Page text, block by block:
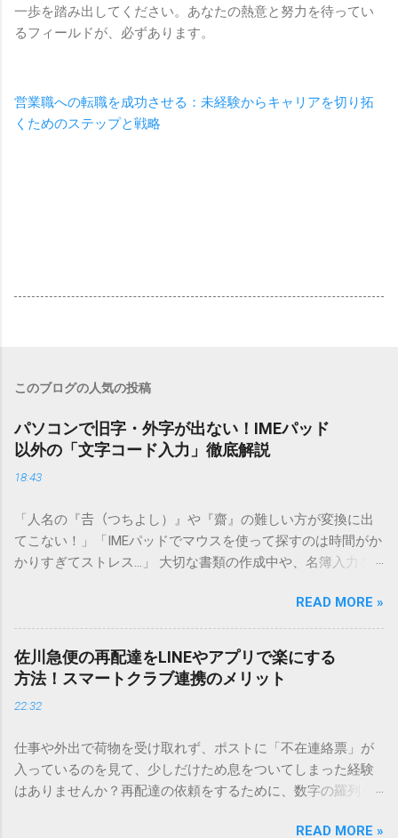
一歩を踏み出してください。あなたの熱意と努力を待ってい
るフィールドが、必ずあります。
営業職への転職を成功させる：未経験からキャリアを切り拓
くためのステップと戦略
このブログの人気の投稿
パソコンで旧字・外字が出ない！IMEパッド
以外の「文字コード入力」徹底解説
18:43
「人名の『𠮷（つちよし）』や『齋』の難しい方が変換に出
てこない！」「IMEパッドでマウスを使って探すのは時間がか
かりすぎてストレス…」 大切な書類の作成中や、名簿入力を
てしまいますよね。多くの人が「IMEパッド（手書き入力）」
を使いますが、実はマウスで一画ずつ書くのは非効率です
し、似た漢字が多すぎて結局見つからないことも少なくあり
ません。 そこで今回は、IMEパッドを使わずに、特定のコー
ドを打ち込むだけで一瞬で旧字や外字、特殊記号を呼び出す
「文字コード入力」のテクニックを詳しく解説します。 この
必要はありません。 1. なぜ「変換」しても旧字・外字が出て
こないのか？ そもそも、なぜ普通の変換で出てこない漢字が
あるのでしょうか。その理由は、パソコンが文字を認識する
READ MORE »
佐川急便の再配達をLINEやアプリで楽にする
方法！スマートクラブ連携のメリット
22:32
仕事や外出で荷物を受け取れず、ポストに「不在連絡票」が
入っているのを見て、少しだけため息をついてしまった経験
はありませんか？再配達の依頼をするために、数字の羅列を
ことに申し訳なさを感じたりすることもあるかもしれませ
READ MORE »